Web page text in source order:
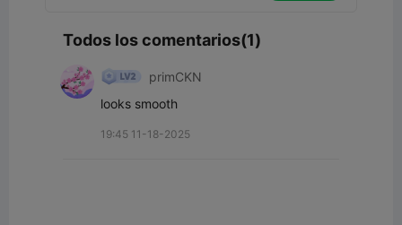
Todos los comentarios(1)
primCKN
looks smooth
19:45 11-18-2025